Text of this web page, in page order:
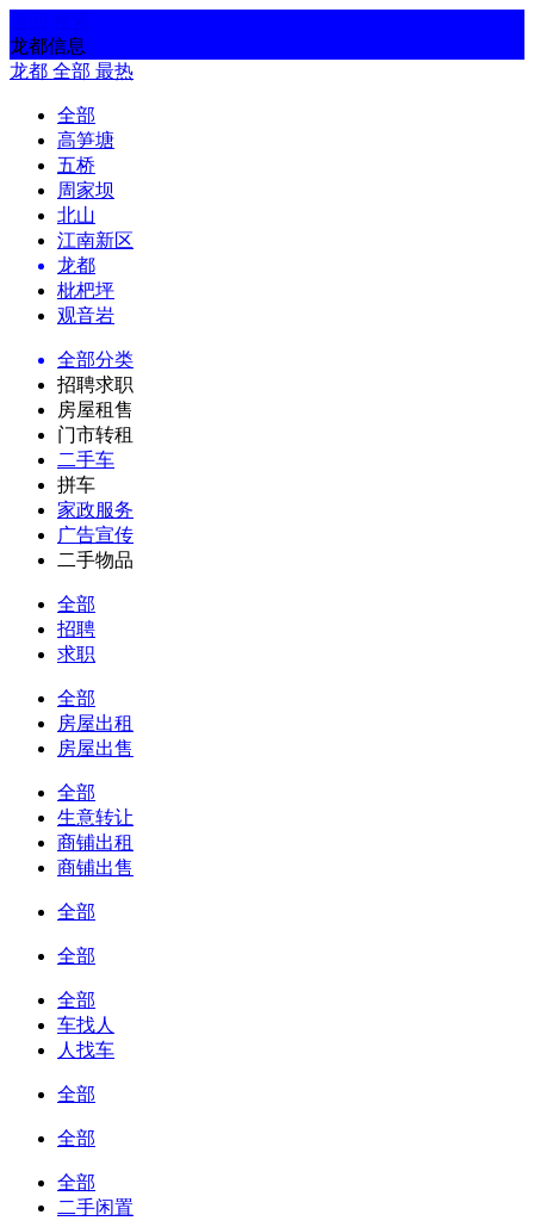
龙都信息
龙都 全部 最热
全部
高笋塘
五桥
周家坝
北山
江南新区
龙都
枇杷坪
观音岩
全部分类
招聘求职
房屋租售
门市转租
二手车
拼车
家政服务
广告宣传
二手物品
全部
招聘
求职
全部
房屋出租
房屋出售
全部
生意转让
商铺出租
商铺出售
全部
全部
全部
车找人
人找车
全部
全部
全部
二手闲置